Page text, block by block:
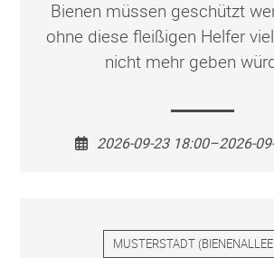
Bienen müssen geschützt
ohne diese fleißigen Helfer
nicht mehr geben
2026-09-23 18:00–2026-
MUSTERSTADT (